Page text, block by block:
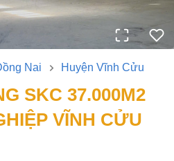
Nai Huyện Vĩnh Cửu
VĨNH CỬU